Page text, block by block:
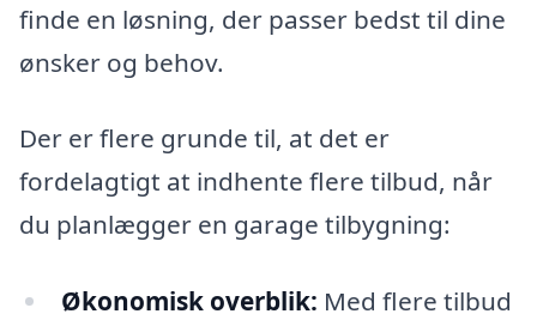
finde en løsning, der passer bedst til dine
ønsker og behov.
Der er flere grunde til, at det er
fordelagtigt at indhente flere tilbud, når
du planlægger en garage tilbygning:
Økonomisk overblik: Med flere tilbud